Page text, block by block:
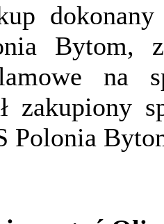
Bytom,
na
zakupiony
Polonia